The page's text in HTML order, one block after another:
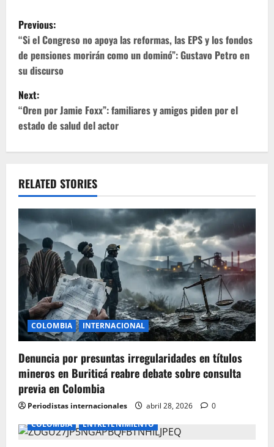
P
o
s
t
n
a
v
i
g
a
t
i
o
n
Previous:
“Si el Congreso no apoya las reformas, las EPS y los fondos
de pensiones morirán como un dominó”: Gustavo Petro en
su discurso
Next:
“Oren por Jamie Foxx”: familiares y amigos piden por el
estado de salud del actor
RELATED STORIES
COLOMBIA INTERNACIONAL
Denuncia por presuntas irregularidades en títulos
mineros en Buriticá reabre debate sobre consulta
previa en Colombia
Periodistas internacionales abril 28, 2026
0
COLOMBIA
ENTRETENIMIENTO